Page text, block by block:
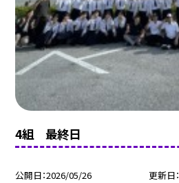
4組 最終日
公開日 2026/05/26 更新日